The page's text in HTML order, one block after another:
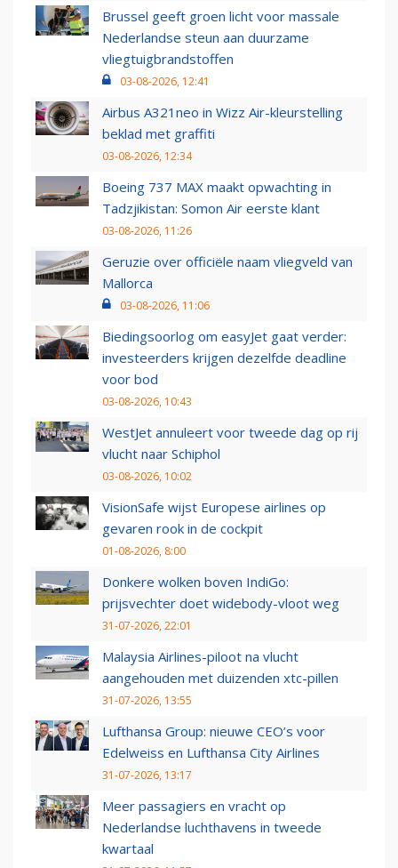
Brussel geeft groen licht voor massale
Nederlandse steun aan duurzame
vliegtuigbrandstoffen
03-08-2026, 12:41
Airbus A321neo in Wizz Air-kleurstelling
beklad met graffiti
03-08-2026, 12:34
Boeing 737 MAX maakt opwachting in
Tadzjikistan: Somon Air eerste klant
03-08-2026, 11:26
Geruzie over officiële naam vliegveld van
Mallorca
03-08-2026, 11:06
Biedingsoorlog om easyJet gaat verder:
investeerders krijgen dezelfde deadline
voor bod
03-08-2026, 10:43
WestJet annuleert voor tweede dag op rij
vlucht naar Schiphol
03-08-2026, 10:02
VisionSafe wijst Europese airlines op
gevaren rook in de cockpit
01-08-2026, 8:00
Donkere wolken boven IndiGo:
prijsvechter doet widebody-vloot weg
31-07-2026, 22:01
Malaysia Airlines-piloot na vlucht
aangehouden met duizenden xtc-pillen
31-07-2026, 13:55
Lufthansa Group: nieuwe CEO’s voor
Edelweiss en Lufthansa City Airlines
31-07-2026, 13:17
Meer passagiers en vracht op
Nederlandse luchthavens in tweede
kwartaal